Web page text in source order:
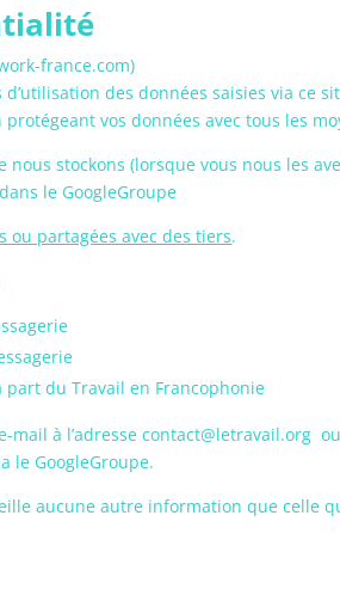
france.com)
des données saisies via ce
vos données avec tous les
nous stockons (lorsque vous nous les
le GoogleGroupe
ou partagées avec des tiers.
du Travail en Francophonie
mail à l’adresse
le GoogleGroupe.
aucune autre information que celle